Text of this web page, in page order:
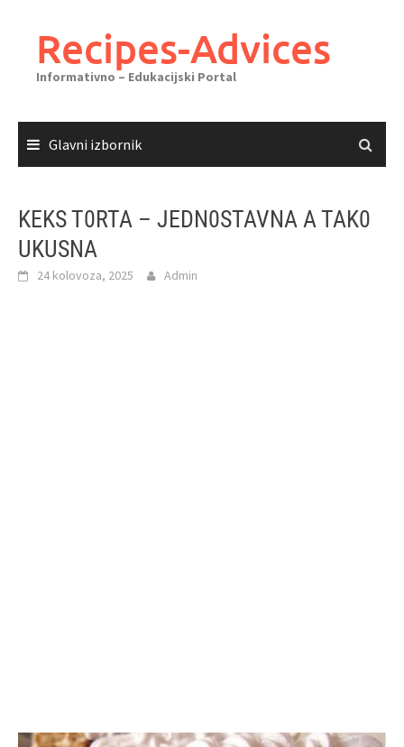
sadržajaRecipes-Advices
Informativno – Edukacijski Portal
Glavni izbornik
KEKS T0RTA – JEDN0STAVNA A TAK0
UKUSNA
24 kolovoza, 2025 Admin